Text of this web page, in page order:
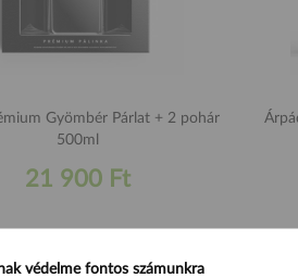
Gyömbér Párlat + 2 pohár
500ml
21 900 Ft
védelme fontos számunkra